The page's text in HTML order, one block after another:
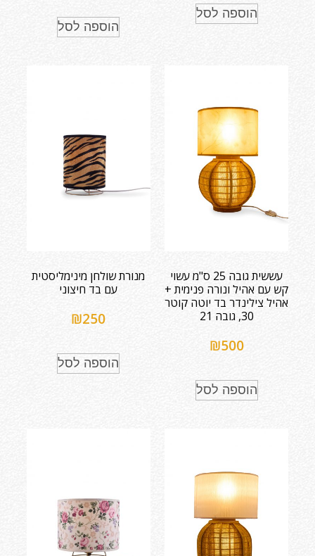
הוספה לסל
הוספה לסל
עששית גובה 25 ס"מ עשוי
קש עם אהיל ונורה פנימית +
אהיל צילינדר בד יוטה קוטר
30, גובה 21
₪500
הוספה לסל
מנורת שולחן מינימליסטית
עם בד חיצוני
₪250
הוספה לסל